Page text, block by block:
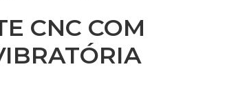
CNC COM